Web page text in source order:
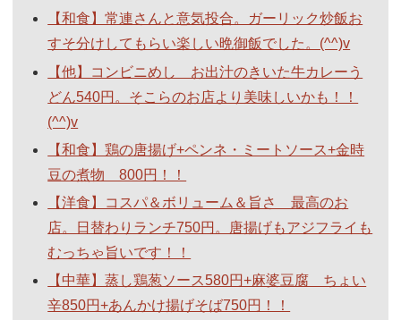
【和食】常連さんと意気投合。ガーリック炒飯お
すそ分けしてもらい楽しい晩御飯でした。(^^)v
【他】コンビニめし お出汁のきいた牛カレーう
どん540円。そこらのお店より美味しいかも！！
(^^)v
【和食】鶏の唐揚げ+ペンネ・ミートソース+金時
豆の煮物 800円！！
【洋食】コスパ＆ボリューム＆旨さ 最高のお
店。日替わりランチ750円。唐揚げもアジフライも
むっちゃ旨いです！！
【中華】蒸し鶏葱ソース580円+麻婆豆腐 ちょい
辛850円+あんかけ揚げそば750円！！